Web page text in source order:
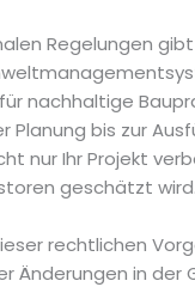
Regelungen
nachhaltige
Planung bis zur
nur Ihr Projekt
geschätzt wird.
rechtlichen
Änderungen in der